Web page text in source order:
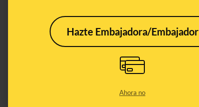
Hazte Embajadora/Embajador
Ahora no
FALSO